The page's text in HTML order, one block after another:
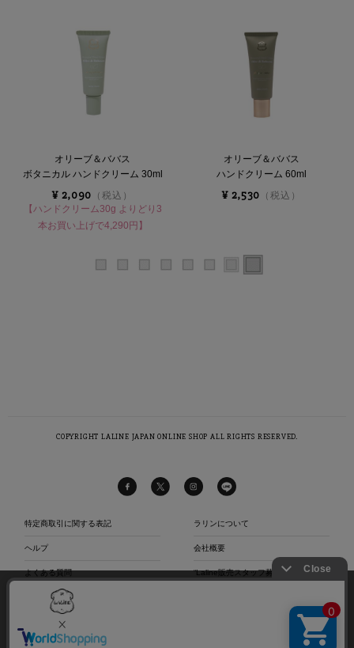
オリーブ＆ババス
ボタニカル ハンドクリーム 30ml
¥ 2,090 （税込）
【ハンドクリーム30g よりどり3
本お買い上げで4,290円】
オリーブ＆ババス
ハンドクリーム 60ml
¥ 2,530 （税込）
特定商取引に関する表記
ヘルプ
よくある質問
お問い合わせ
プライバシーポリシー
ラリンについて
会社概要
“Laline販売スタッフ募集中“
COPYRIGHT LALINE JAPAN ONLINE SHOP ALL RIGHTS RESERVED.
当社は、第三者が運営するデータマネジメントプラットフォームからクッキーにより収集さ
れたウェブの閲覧履歴及びその分析結果を取得し、これを第三者が有するお客様の個人デー
タを結びつけたうえで広告等マーケティング活動に使用する前提で、当該第三者に提供する
とともに、当社も自ら有する個人データと結び付けたうえで、当社マーケティング活動等の
目的で利用することがあります。